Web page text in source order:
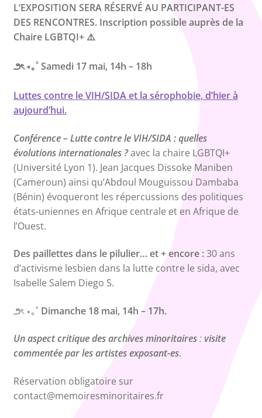
L’EXPOSITION SERA RÉSERVÉ AU PARTICIPANT-ES
DES RENCONTRES. Inscription possible auprès de la
Chaire LGBTQI+ ⚠️
౨ৎ ⋆｡˚Samedi 17 mai, 14h – 18h
Luttes contre le VIH/SIDA et la sérophobie, d’hier à
aujourd’hui.
Conférence – Lutte contre le VIH/SIDA : quelles
évolutions internationales ?avec la chaire LGBTQI+
(Université Lyon 1). Jean Jacques Dissoke Maniben
(Cameroun) ainsi qu’Abdoul Mouguissou Dambaba
(Bénin) évoqueront les répercussions des politiques
états-uniennes en Afrique centrale et en Afrique de
l’Ouest.
Des paillettes dans le pilulier… et + encore :30 ans
d’activisme lesbien dans la lutte contre le sida, avec
Isabelle Salem Diego S.
౨ৎ ⋆｡˚ Dimanche 18 mai, 14h – 17h.
Un aspect critique des archives minoritaires:visite
commentée par les artistes exposant-es.
Réservation obligatoire sur
contact@memoiresminoritaires.fr